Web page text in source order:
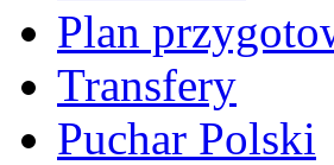
Plan
Transfery
Puchar Polski